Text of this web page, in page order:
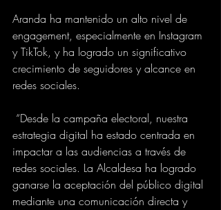
Aranda ha mantenido un alto nivel de
engagement, especialmente en Instagram
y TikTok, y ha logrado un significativo
crecimiento de seguidores y alcance en
redes sociales.
estrategia digital ha estado centrada en
impactar a las audiencias a través de
redes sociales. La Alcaldesa ha logrado
ganarse la aceptación del público digital
mediante una comunicación directa y